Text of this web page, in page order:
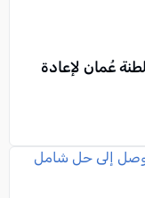
عُمان لإعادة